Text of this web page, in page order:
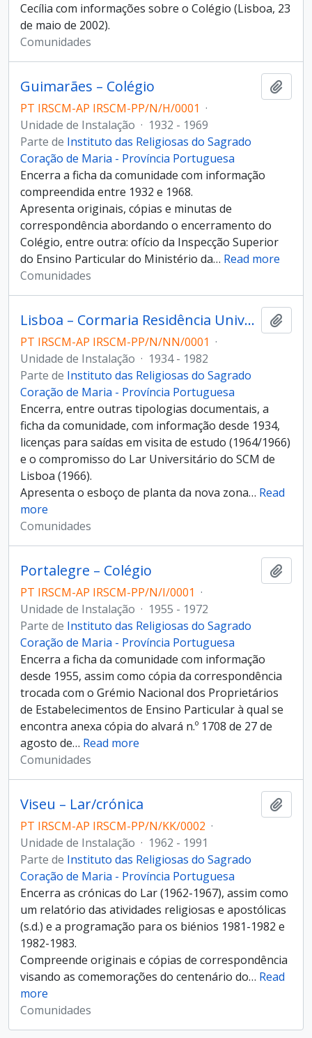
Cecília com informações sobre o Colégio (Lisboa, 23
de maio de 2002).
Comunidades
Guimarães – Colégio
PT IRSCM-AP IRSCM-PP/N/H/0001 ·
Unidade de Instalação · 1932 - 1969
Parte de Instituto das Religiosas do Sagrado
Coração de Maria - Província Portuguesa
Encerra a ficha da comunidade com informação
compreendida entre 1932 e 1968.
Apresenta originais, cópias e minutas de
correspondência abordando o encerramento do
Colégio, entre outra: ofício da Inspecção Superior
do Ensino Particular do Ministério da… Read more
Comunidades
Lisboa – Cormaria Residência Universitária
PT IRSCM-AP IRSCM-PP/N/NN/0001 ·
Unidade de Instalação · 1934 - 1982
Parte de Instituto das Religiosas do Sagrado
Coração de Maria - Província Portuguesa
Encerra, entre outras tipologias documentais, a
ficha da comunidade, com informação desde 1934,
licenças para saídas em visita de estudo (1964/1966)
e o compromisso do Lar Universitário do SCM de
Lisboa (1966).
Apresenta o esboço de planta da nova zona… Read
more
Comunidades
Portalegre – Colégio
PT IRSCM-AP IRSCM-PP/N/I/0001 ·
Unidade de Instalação · 1955 - 1972
Parte de Instituto das Religiosas do Sagrado
Coração de Maria - Província Portuguesa
Encerra a ficha da comunidade com informação
desde 1955, assim como cópia da correspondência
trocada com o Grémio Nacional dos Proprietários
de Estabelecimentos de Ensino Particular à qual se
encontra anexa cópia do alvará n.º 1708 de 27 de
agosto de… Read more
Comunidades
Viseu – Lar/crónica
PT IRSCM-AP IRSCM-PP/N/KK/0002 ·
Unidade de Instalação · 1962 - 1991
Parte de Instituto das Religiosas do Sagrado
Coração de Maria - Província Portuguesa
Encerra as crónicas do Lar (1962-1967), assim como
um relatório das atividades religiosas e apostólicas
(s.d.) e a programação para os biénios 1981-1982 e
1982-1983.
Compreende originais e cópias de correspondência
visando as comemorações do centenário do… Read
more
Comunidades